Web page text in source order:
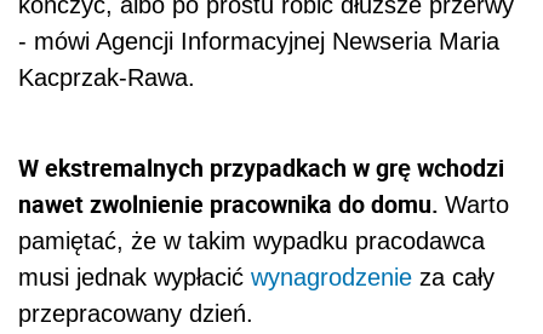
kończyć, albo po prostu robić dłuższe przerwy
- mówi Agencji Informacyjnej Newseria Maria
Kacprzak-Rawa.
W ekstremalnych przypadkach w grę wchodzi
nawet zwolnienie pracownika do domu. Warto
pamiętać, że w takim wypadku pracodawca
musi jednak wypłacić wynagrodzenie za cały
przepracowany dzień.